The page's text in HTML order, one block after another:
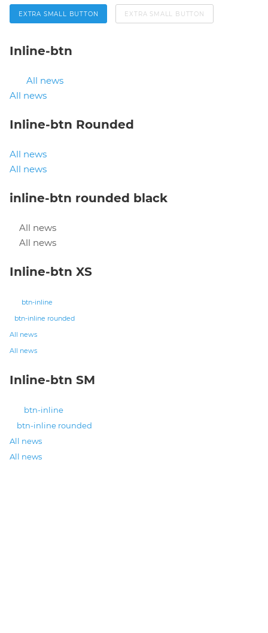
EXTRA SMALL BUTTON EXTRA SMALL BUTTON
Inline-btn
All news
All news
Inline-btn Rounded
All news
All news
inline-btn rounded black
All news
All news
Inline-btn XS
btn-inline
btn-inline rounded
All news
All news
Inline-btn SM
btn-inline
btn-inline rounded
All news
All news